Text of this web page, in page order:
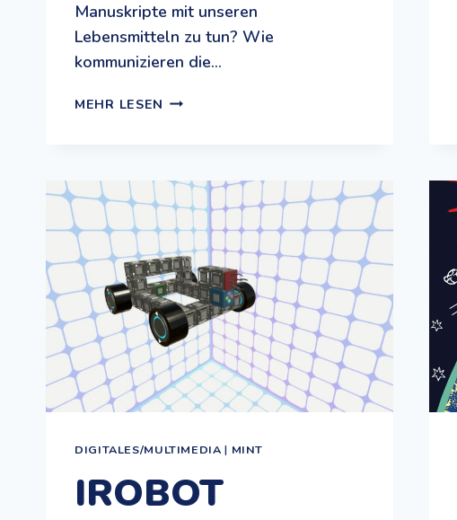
Manuskripte mit unseren
Lebensmitteln zu tun? Wie
kommunizieren die…
MEHR LESEN COMICS
WISSENSCHAFTSCOMICS
DIGITALES/MULTIMEDIA | MINT
IROBOT